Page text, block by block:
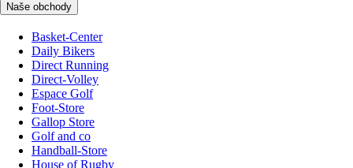
Naše obchody
Basket-Center
Daily Bikers
Direct Running
Direct-Volley
Espace Golf
Foot-Store
Gallop Store
Golf and co
Handball-Store
House of Rugby